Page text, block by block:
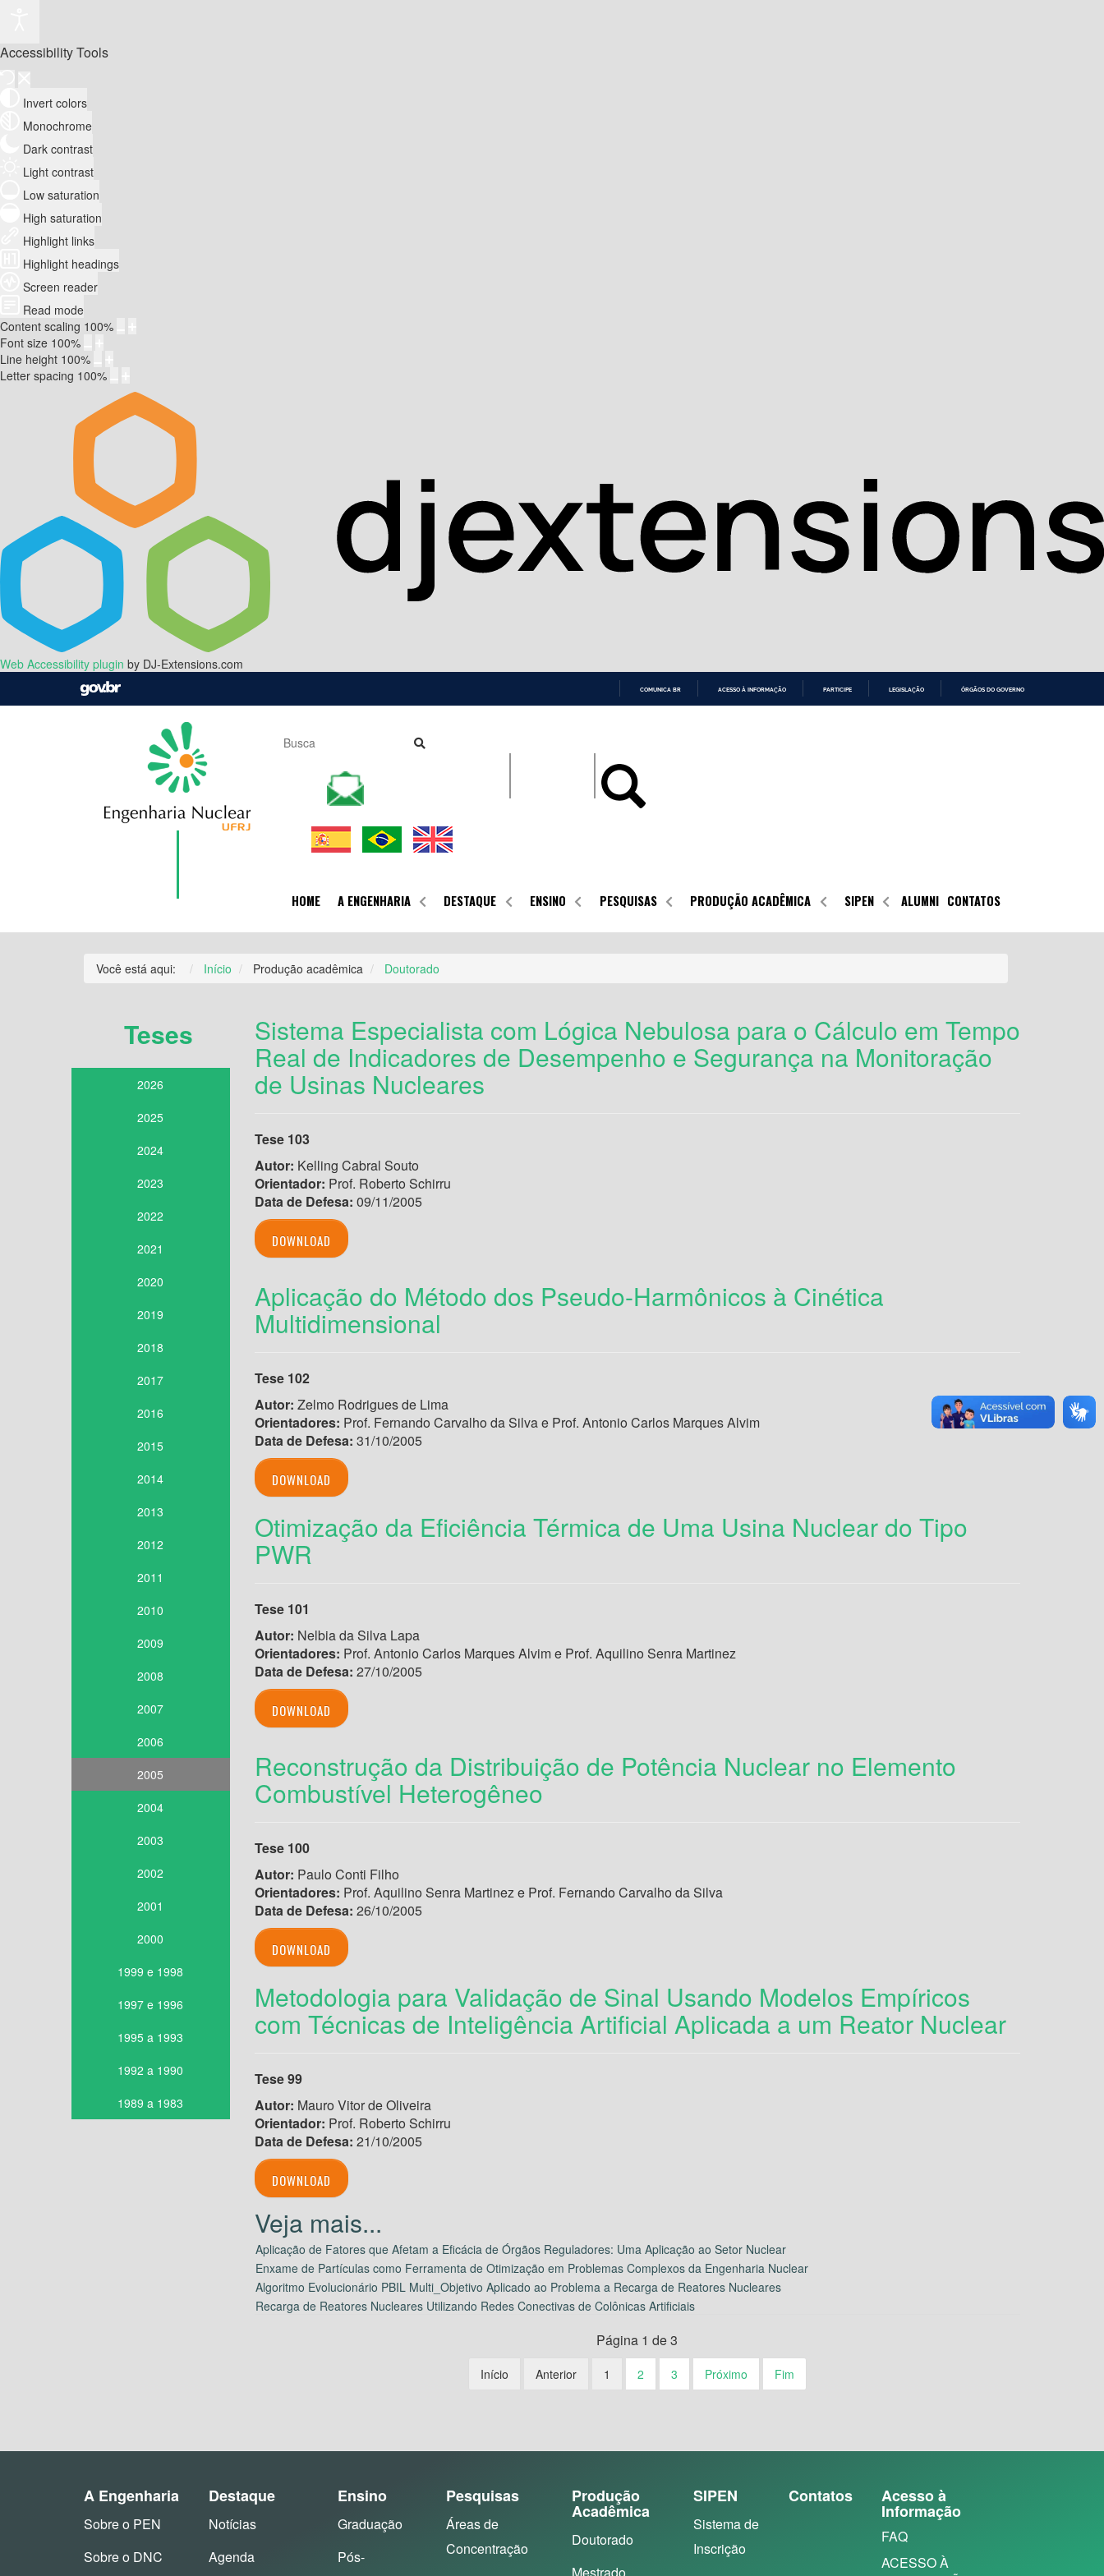
Accessibility Tools
Invert colors
Monochrome
Dark contrast
Light contrast
Low saturation
High saturation
Highlight links
Highlight headings
Screen reader
Read mode
Content scaling 100%
Font size 100%
Line height 100%
Letter spacing 100%
Web Accessibility plugin by DJ-Extensions.com
COMUNICA BR ACESSO À INFORMAÇÃO PARTICIPE LEGISLAÇÃO ÓRGÃOS DO GOVERNO
HOME A ENGENHARIA DESTAQUE ENSINO PESQUISAS PRODUÇÃO ACADÊMICA SIPEN ALUMNI CONTATOS
Você está aqui: Início Produção acadêmica Doutorado
Teses
2026
2025
2024
2023
2022
2021
2020
2019
2018
2017
2016
2015
2014
2013
2012
2011
2010
2009
2008
2007
2006
2005
2004
2003
2002
2001
2000
1999 e 1998
1997 e 1996
1995 a 1993
1992 a 1990
1989 a 1983
Sistema Especialista com Lógica Nebulosa para o Cálculo em Tempo
Real de Indicadores de Desempenho e Segurança na Monitoração
de Usinas Nucleares
Tese 103
Autor: Kelling Cabral Souto
Orientador: Prof. Roberto Schirru
Data de Defesa: 09/11/2005
DOWNLOAD
Aplicação do Método dos Pseudo-Harmônicos à Cinética
Multidimensional
Tese 102
Autor: Zelmo Rodrigues de Lima
Orientadores: Prof. Fernando Carvalho da Silva e Prof. Antonio Carlos Marques Alvim
Data de Defesa: 31/10/2005
DOWNLOAD
Otimização da Eficiência Térmica de Uma Usina Nuclear do Tipo
PWR
Tese 101
Autor: Nelbia da Silva Lapa
Orientadores: Prof. Antonio Carlos Marques Alvim e Prof. Aquilino Senra Martinez
Data de Defesa: 27/10/2005
DOWNLOAD
Reconstrução da Distribuição de Potência Nuclear no Elemento
Combustível Heterogêneo
Tese 100
Autor: Paulo Conti Filho
Orientadores: Prof. Aquilino Senra Martinez e Prof. Fernando Carvalho da Silva
Data de Defesa: 26/10/2005
DOWNLOAD
Metodologia para Validação de Sinal Usando Modelos Empíricos
com Técnicas de Inteligência Artificial Aplicada a um Reator Nuclear
Tese 99
Autor: Mauro Vitor de Oliveira
Orientador: Prof. Roberto Schirru
Data de Defesa: 21/10/2005
DOWNLOAD
Aplicação de Fatores que Afetam a Eficácia de Órgãos Reguladores: Uma Aplicação ao Setor Nuclear
Enxame de Partículas como Ferramenta de Otimização em Problemas Complexos da Engenharia Nuclear
Algoritmo Evolucionário PBIL Multi_Objetivo Aplicado ao Problema a Recarga de Reatores Nucleares
Recarga de Reatores Nucleares Utilizando Redes Conectivas de Colônicas Artificiais
Página 1 de 3
Início Anterior 1 2 3 Próximo Fim
A Engenharia
Sobre o PEN
Sobre o DNC
Destaque
Notícias
Agenda
Ensino
Graduação
Pós-
Pesquisas
Áreas de
Concentração
Produção
Acadêmica
Doutorado
SIPEN
Sistema de
Inscrição
Contatos Acesso à
Informação
FAQ
ACESSO À